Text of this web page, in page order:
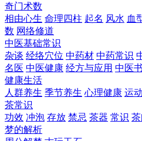
奇门术数
相由心生 命理四柱 起名 风水 血
数 网络修道
中医基础常识
杂谈 经络穴位 中药材 中药常识
名医 中医健康 经方与应用 中医
健康生活
人群养生 季节养生 心理健康 运
茶常识
功效 冲泡 存放 禁忌 茶器 常识
梦的解析